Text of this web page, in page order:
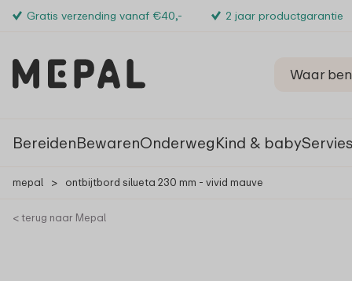
Gratis verzending vanaf €40,- 2 jaar productgarantie
BereidenBewarenOnderwegKind & babyServies
mepal > ontbijtbord silueta 230 mm - vivid mauve
< terug naar Mepal